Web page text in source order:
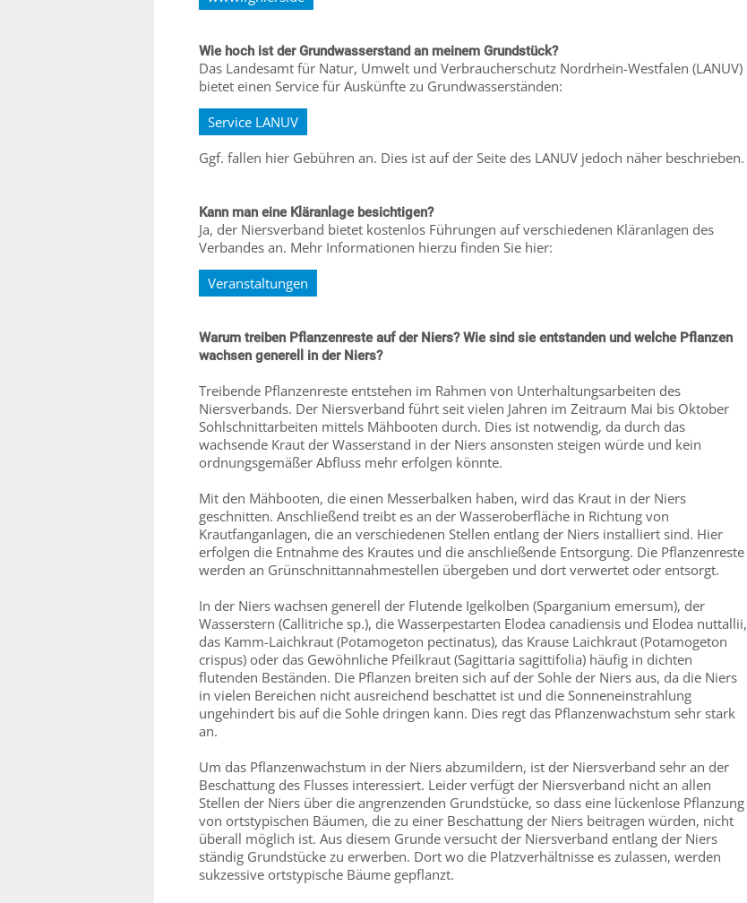
Wie hoch ist der Grundwasserstand an meinem Grundstück?
Das Landesamt für Natur, Umwelt und Verbraucherschutz Nordrhein-Westfalen (LANUV)
bietet einen Service für Auskünfte zu Grundwasserständen:
Service LANUV
Ggf. fallen hier Gebühren an. Dies ist auf der Seite des LANUV jedoch näher beschrieben.
Kann man eine Kläranlage besichtigen?
Ja, der Niersverband bietet kostenlos Führungen auf verschiedenen Kläranlagen des
Verbandes an. Mehr Informationen hierzu finden Sie hier:
Veranstaltungen
Warum treiben Pflanzenreste auf der Niers? Wie sind sie entstanden und welche Pflanzen
wachsen generell in der Niers?
Treibende Pflanzenreste entstehen im Rahmen von Unterhaltungsarbeiten des
Niersverbands. Der Niersverband führt seit vielen Jahren im Zeitraum Mai bis Oktober
Sohlschnittarbeiten mittels Mähbooten durch. Dies ist notwendig, da durch das
wachsende Kraut der Wasserstand in der Niers ansonsten steigen würde und kein
ordnungsgemäßer Abfluss mehr erfolgen könnte.
Mit den Mähbooten, die einen Messerbalken haben, wird das Kraut in der Niers
geschnitten. Anschließend treibt es an der Wasseroberfläche in Richtung von
Krautfanganlagen, die an verschiedenen Stellen entlang der Niers installiert sind. Hier
erfolgen die Entnahme des Krautes und die anschließende Entsorgung. Die Pflanzenreste
werden an Grünschnittannahmestellen übergeben und dort verwertet oder entsorgt.
In der Niers wachsen generell der Flutende Igelkolben (Sparganium emersum), der
Wasserstern (Callitriche sp.), die Wasserpestarten Elodea canadiensis und Elodea nuttallii,
das Kamm-Laichkraut (Potamogeton pectinatus), das Krause Laichkraut (Potamogeton
crispus) oder das Gewöhnliche Pfeilkraut (Sagittaria sagittifolia) häufig in dichten
flutenden Beständen. Die Pflanzen breiten sich auf der Sohle der Niers aus, da die Niers
in vielen Bereichen nicht ausreichend beschattet ist und die Sonneneinstrahlung
ungehindert bis auf die Sohle dringen kann. Dies regt das Pflanzenwachstum sehr stark
an.
Um das Pflanzenwachstum in der Niers abzumildern, ist der Niersverband sehr an der
Beschattung des Flusses interessiert. Leider verfügt der Niersverband nicht an allen
Stellen der Niers über die angrenzenden Grundstücke, so dass eine lückenlose Pflanzung
von ortstypischen Bäumen, die zu einer Beschattung der Niers beitragen würden, nicht
überall möglich ist. Aus diesem Grunde versucht der Niersverband entlang der Niers
ständig Grundstücke zu erwerben. Dort wo die Platzverhältnisse es zulassen, werden
sukzessive ortstypische Bäume gepflanzt.